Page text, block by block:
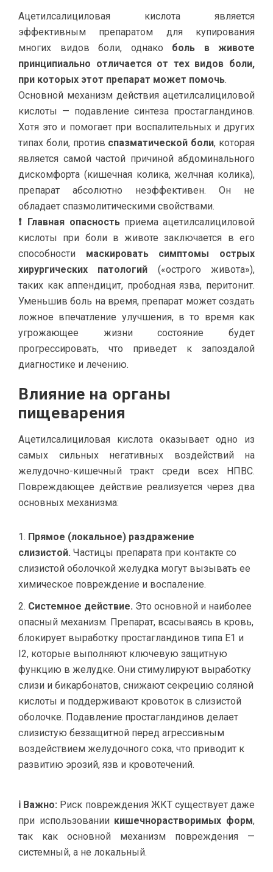
Ацетилсалициловая кислота является
эффективным препаратом для купирования
многих видов боли, однако боль в животе
принципиально отличается от тех видов боли,
при которых этот препарат может помочь.
Основной механизм действия ацетилсалициловой
кислоты — подавление синтеза простагландинов.
Хотя это и помогает при воспалительных и других
типах боли, против спазматической боли, которая
является самой частой причиной абдоминального
дискомфорта (кишечная колика, желчная колика),
препарат абсолютно неэффективен. Он не
обладает спазмолитическими свойствами.
❗ Главная опасностьприема ацетилсалициловой
кислоты при боли в животе заключается в его
способности маскировать симптомы острых
хирургических патологий («острого живота»),
таких как аппендицит, прободная язва, перитонит.
Уменьшив боль на время, препарат может создать
ложное впечатление улучшения, в то время как
угрожающее жизни состояние будет
прогрессировать, что приведет к запоздалой
диагностике и лечению.
Влияние на органы
пищеварения
Ацетилсалициловая кислота оказывает одно из
самых сильных негативных воздействий на
желудочно-кишечный тракт среди всех НПВС.
Повреждающее действие реализуется через два
основных механизма:
Прямое (локальное) раздражение
слизистой. Частицы препарата при контакте со
слизистой оболочкой желудка могут вызывать ее
химическое повреждение и воспаление.
Системное действие. Это основной и наиболее
опасный механизм. Препарат, всасываясь в кровь,
блокирует выработку простагландинов типа Е1 и
I2, которые выполняют ключевую защитную
функцию в желудке. Они стимулируют выработку
слизи и бикарбонатов, снижают секрецию соляной
кислоты и поддерживают кровоток в слизистой
оболочке. Подавление простагландинов делает
слизистую беззащитной перед агрессивным
воздействием желудочного сока, что приводит к
развитию эрозий, язв и кровотечений.
ℹ Важно: Риск повреждения ЖКТ существует даже
при использовании кишечнорастворимых форм,
так как основной механизм повреждения —
системный, а не локальный.